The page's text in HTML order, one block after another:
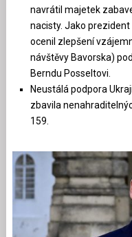
navrátil majetek
nacisty. Jako prezident
ocenil zlepšení
návštěvy Bavorska)
Berndu Posseltovi.
Neustálá podpora
zbavila
159.